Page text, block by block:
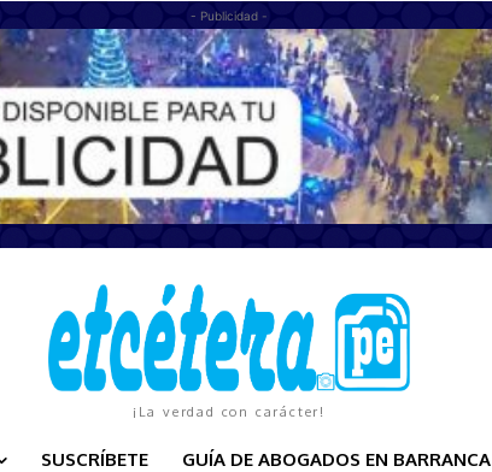
- Publicidad -
¡La verdad con carácter!
SUSCRÍBETE GUÍA DE ABOGADOS EN BARRANCA